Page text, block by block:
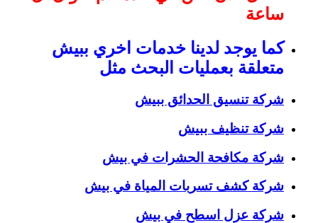
ساعة
كما يوجد لدينا خدمات اخري ببيش
متعلقة بعمليات البحث مثل
شركة تنسيق الحدائق ببيش
شركة تنظيف ببيش
شركة مكافحة الحشرات في بيش
شركة كشف تسربات المياة في بيش
شركة عزل اسطح في بيش